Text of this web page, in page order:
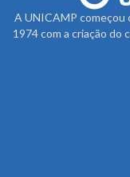
A UNICAMP começou
1974 com a criação do